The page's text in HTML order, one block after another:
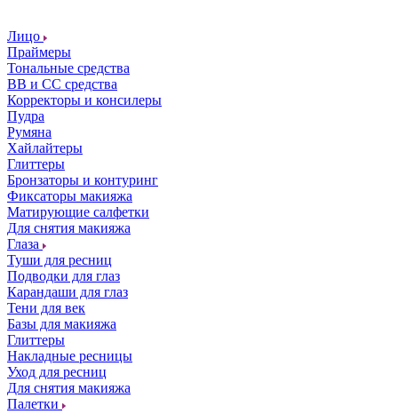
Лицо
Праймеры
Тональные средства
ВВ и СС средства
Корректоры и консилеры
Пудра
Румяна
Хайлайтеры
Глиттеры
Бронзаторы и контуринг
Фиксаторы макияжа
Матирующие салфетки
Для снятия макияжа
Глаза
Туши для ресниц
Подводки для глаз
Карандаши для глаз
Тени для век
Базы для макияжа
Глиттеры
Накладные ресницы
Уход для ресниц
Для снятия макияжа
Палетки